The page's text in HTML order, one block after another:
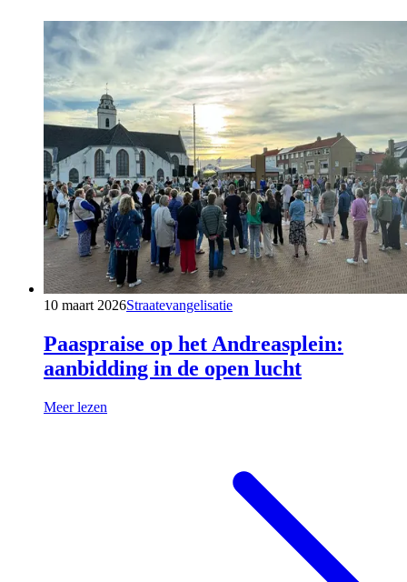
10 maart 2026Straatevangelisatie
Paaspraise op het Andreasplein:
aanbidding in de open lucht
Meer lezen